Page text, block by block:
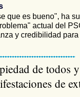
que es bueno", ha
actual del
y credibilidad
de todos
de